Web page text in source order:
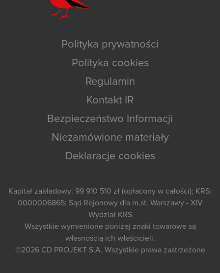
Polityka prywatności
Polityka cookies
Regulamin
Kontakt IR
Bezpieczeństwo Informacji
Niezamówione materiały
Deklaracje cookies
Kapitał zakładowy: 99 910 510 zł (opłacony w całości); KRS:
0000006865; Sąd Rejonowy dla m.st. Warszawy - XIV
Wydział KRS
Wszystkie wymienione poniżej znaki towarowe są
własnością ich właścicieli.
©2026 CD PROJEKT S.A. Wszystkie prawa zastrzeżone